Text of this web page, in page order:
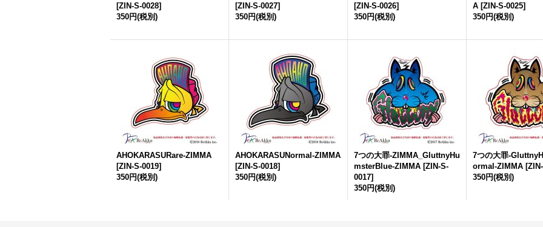
[ZIN-S-0028]
350円(税別)
[ZIN-S-0027]
350円(税別)
[ZIN-S-0026]
350円(税別)
A [ZIN-S-0025]
350円(税別)
AHOKARASURare-ZIMMA
[ZIN-S-0019]
350円(税別)
AHOKARASUNormal-ZIMMA
[ZIN-S-0018]
350円(税別)
7つの大罪-ZIMMA_GluttnyHu
msterBlue-ZIMMA [ZIN-S-
0017]
350円(税別)
7つの大罪-
ormal-ZIMMA [
350円(税別)